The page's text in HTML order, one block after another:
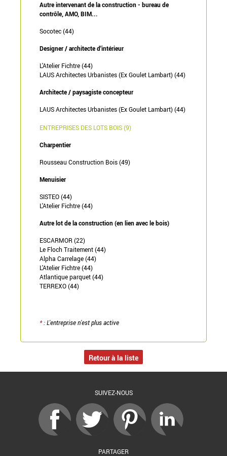
Autre intervenant de la construction - bureau de
contrôle, AMO, BIM...
Socotec (44)
Designer / architecte d'intérieur
L'Atelier Fichtre (44)
LAUS Architectes Urbanistes (Ex Goulet Lambart) (44)
Architecte / paysagiste concepteur
LAUS Architectes Urbanistes (Ex Goulet Lambart) (44)
ENTREPRISES DES LOTS BOIS (9)
Charpentier
Rousseau Construction Bois (49)
Menuisier
SISTEO (44)
L'Atelier Fichtre (44)
Autre lot de la construction (en lien avec le bois)
ESCARMOR (22)
Le Floch Traitement (44)
Alpha Carrelage (44)
L'Atelier Fichtre (44)
Atlantique parquet (44)
TERREXO (44)
*: L'entreprise n'est plus active
Retour à la liste
SUIVEZ-NOUS
PARTAGER